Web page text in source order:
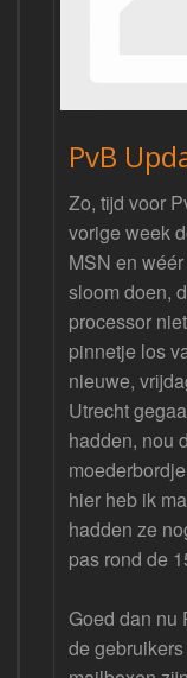
PvB
Zo, tijd voor
vorige week
MSN en
sloom doen,
processor
pinnetje los
nieuwe,
Utrecht
hadden, nou
hier heb ik
hadden ze
pas rond de
Goed dan nu
de